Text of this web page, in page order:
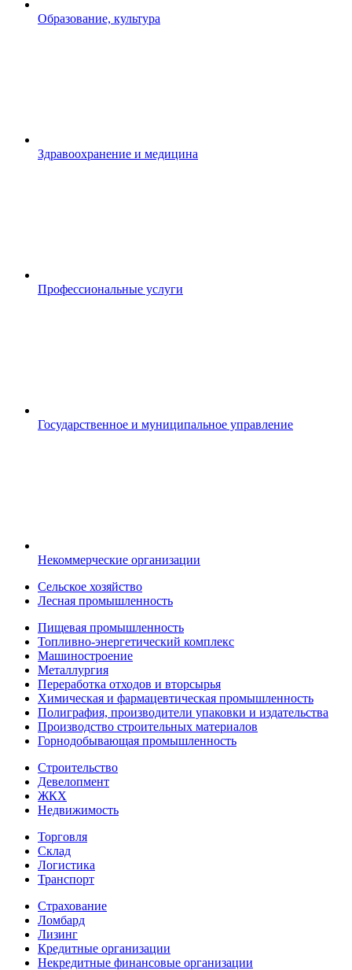
Образование, культура
Здравоохранение и медицина
Профессиональные услуги
Государственное и муниципальное управление
Некоммерческие организации
Сельское хозяйство
Лесная промышленность
Пищевая промышленность
Топливно-энергетический комплекс
Машиностроение
Металлургия
Переработка отходов и вторсырья
Химическая и фармацевтическая промышленность
Полиграфия, производители упаковки и издательства
Производство строительных материалов
Горнодобывающая промышленность
Строительство
Девелопмент
ЖКХ
Недвижимость
Торговля
Склад
Логистика
Транспорт
Страхование
Ломбард
Лизинг
Кредитные организации
Некредитные финансовые организации